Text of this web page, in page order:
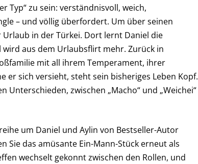
Typ“ zu sein: verständnisvoll, weich,
– und völlig überfordert. Um über seinen
in der Türkei. Dort lernt Daniel die
wird aus dem Urlaubsflirt mehr. Zurück in
mit all ihrem Temperament, ihrer
er sich versieht, steht sein bisheriges Leben Kopf.
zwischen „Macho“ und „Weichei“
um Daniel und Aylin von Bestseller-Autor
Sie das amüsante Ein-Mann-Stück erneut als
wechselt gekonnt zwischen den Rollen, und